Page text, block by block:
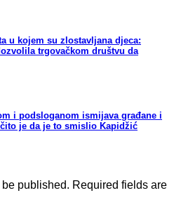
u kojem su zlostavljana djeca:
trgovačkom društvu da
i podsloganom ismijava građane i
je da je to smislio Kapidžić
published. Required fields are